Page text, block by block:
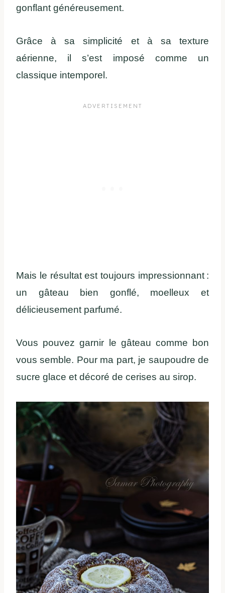
gonflant généreusement.
Grâce à sa simplicité et à sa texture
aérienne, il s’est imposé comme un
classique intemporel.
Mais le résultat est toujours impressionnant :
un gâteau bien gonflé, moelleux et
délicieusement parfumé.
Vous pouvez garnir le gâteau comme bon
vous semble. Pour ma part, je saupoudre de
sucre glace et décoré de cerises au sirop.